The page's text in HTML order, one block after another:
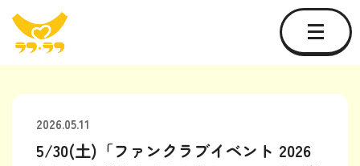
2026.05.11
5/30(土)「ファンクラブイベント 2026